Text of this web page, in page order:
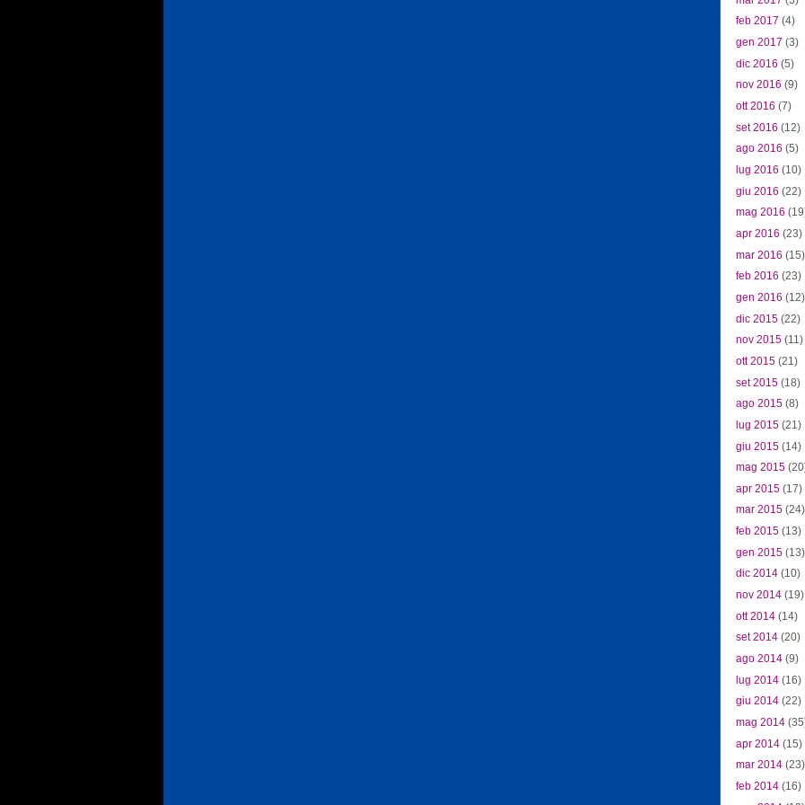
feb 2017 (4)
gen 2017 (3)
dic 2016 (5)
nov 2016 (9)
ott 2016 (7)
set 2016 (12)
ago 2016 (5)
lug 2016 (10)
giu 2016 (22)
mag 2016
apr 2016 (23)
mar 2016 (15)
feb 2016 (23)
gen 2016 (12)
dic 2015 (22)
nov 2015 (11)
ott 2015 (21)
set 2015 (18)
ago 2015 (8)
lug 2015 (21)
giu 2015 (14)
mag 2015
apr 2015 (17)
mar 2015 (24)
feb 2015 (13)
gen 2015 (13)
dic 2014 (10)
nov 2014 (19)
ott 2014 (14)
set 2014 (20)
ago 2014 (9)
lug 2014 (16)
giu 2014 (22)
mag 2014
apr 2014 (15)
mar 2014 (23)
feb 2014 (16)